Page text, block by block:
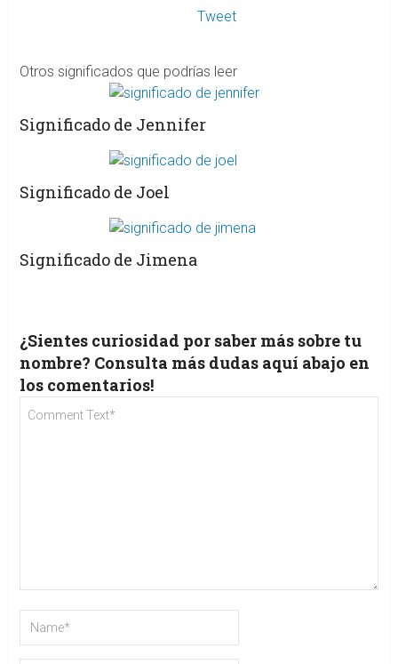
Tweet
Otros significados que podrías leer
Significado de Jennifer
Significado de Joel
Significado de Jimena
¿Sientes curiosidad por saber más sobre tu
nombre? Consulta más dudas aquí abajo en
los comentarios!